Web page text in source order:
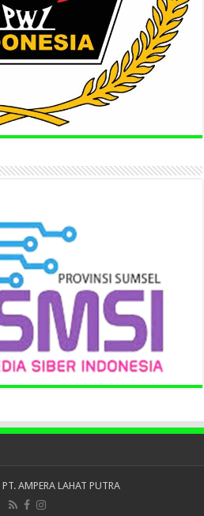
PT. AMPERA LAHAT PUTRA